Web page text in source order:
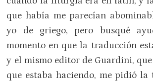
que había me parecían
yo de griego, pero busqué
momento en que la traducción
y el mismo editor de Guardini,
que estaba haciendo, me pidió la